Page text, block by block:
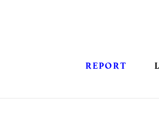
REPORT